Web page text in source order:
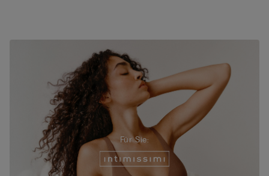
Für Sie: